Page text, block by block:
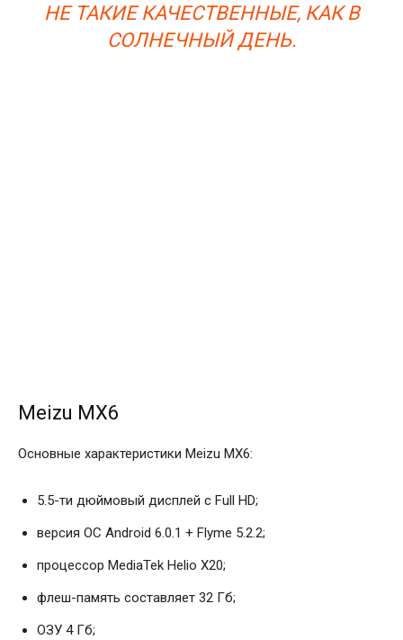
НЕ ТАКИЕ КАЧЕСТВЕННЫЕ, КАК В
СОЛНЕЧНЫЙ ДЕНЬ.
Meizu MX6
Основные характеристики Meizu MX6:
5.5-ти дюймовый дисплей с Full HD;
версия ОС Android 6.0.1 + Flyme 5.2.2;
процессор MediaTek Helio X20;
флеш-память составляет 32 Гб;
ОЗУ 4 Гб;